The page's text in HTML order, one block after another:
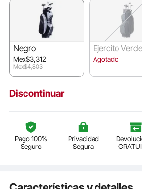
Negro
Mex$3,312
Mex$4,803
Ejercito Verde
Agotado
Discontinuar
Pago 100%
Seguro
Privacidad
Segura